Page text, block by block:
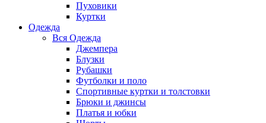
Пуховики
Куртки
Одежда
Вся Одежда
Джемпера
Блузки
Рубашки
Футболки и поло
Спортивные куртки и толстовки
Брюки и джинсы
Платья и юбки